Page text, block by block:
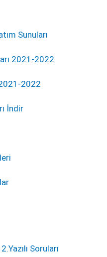
Sunuları
2021-2022
2022
İndir
Soruları